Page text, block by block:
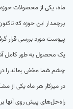
پرچمدار این حوزه که
پیوست مورد بررسی قرار
یک محصول به طور کامل
چشم شما مخفی بماند را
در میزکار هر ماه یکی از
راه‌حل‌های پیش روی آنها